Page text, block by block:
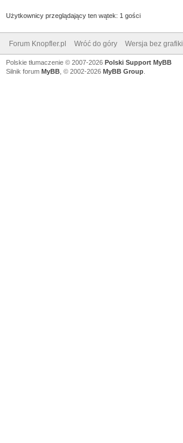
Użytkownicy przeglądający ten wątek: 1 gości
Forum Knopfler.pl Wróć do góry Wersja bez grafiki
Polskie tłumaczenie © 2007-2026 Polski Support MyBB
Silnik forum MyBB , © 2002-2026 MyBB Group